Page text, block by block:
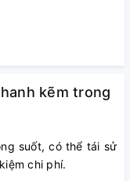
kẽm trong
suốt, có thể tái sử
chi phí.